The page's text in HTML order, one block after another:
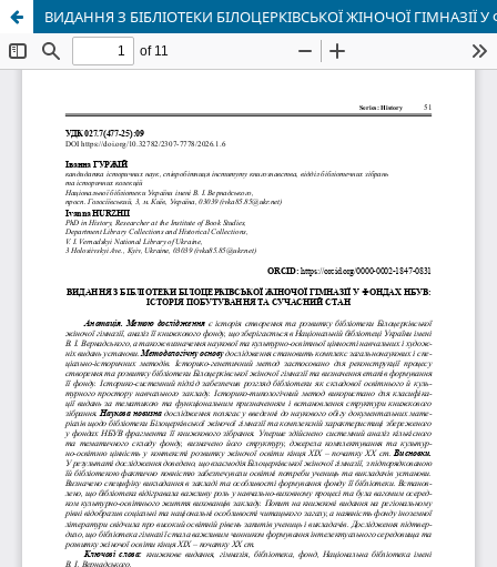
ВИДАННЯ З БІБЛІОТЕКИ БІЛОЦЕРКІВСЬКОЇ ЖІНОЧОЇ